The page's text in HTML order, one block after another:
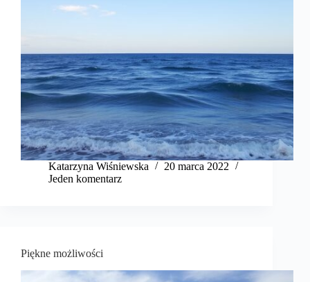
Katarzyna Wiśniewska
20 marca 2022
Jeden komentarz
Piękne możliwości